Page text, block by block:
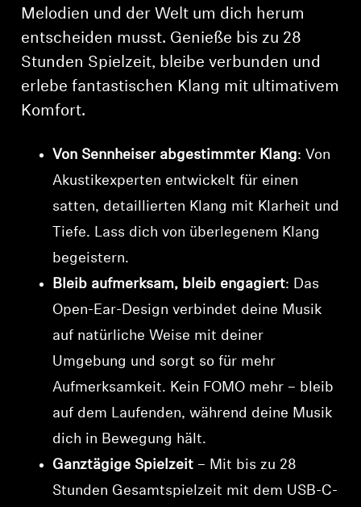
Melodien und der Welt um dich herum
entscheiden musst. Genieße bis zu 28
Stunden Spielzeit, bleibe verbunden und
erlebe fantastischen Klang mit ultimativem
Komfort.
Von Sennheiser abgestimmter Klang: Von
Akustikexperten entwickelt für einen
satten, detaillierten Klang mit Klarheit und
Tiefe. Lass dich von überlegenem Klang
begeistern.
Bleib aufmerksam, bleib engagiert: Das
Open-Ear-Design verbindet deine Musik
auf natürliche Weise mit deiner
Umgebung und sorgt so für mehr
Aufmerksamkeit. Kein FOMO mehr – bleib
auf dem Laufenden, während deine Musik
dich in Bewegung hält.
Ganztägige Spielzeit – Mit bis zu 28
Stunden Gesamtspielzeit mit dem USB-C-